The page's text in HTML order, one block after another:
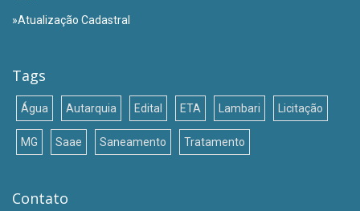
»Atualização Cadastral
Tags
Água Autarquia Edital ETA Lambari Licitação
MG Saae Saneamento Tratamento
Contato